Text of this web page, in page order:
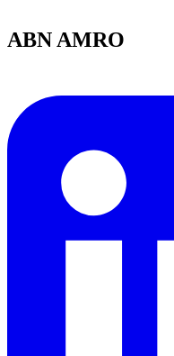
ABN AMRO